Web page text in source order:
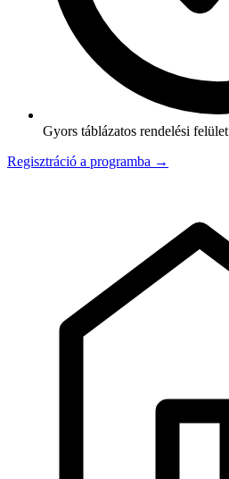
Gyors táblázatos rendelési felület
Regisztráció a programba →